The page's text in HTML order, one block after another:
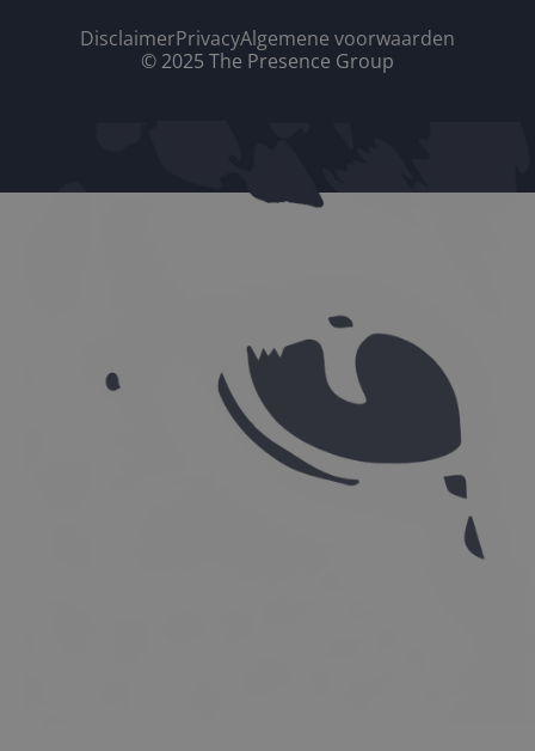
DisclaimerPrivacyAlgemene voorwaarden
© 2025 The Presence Group